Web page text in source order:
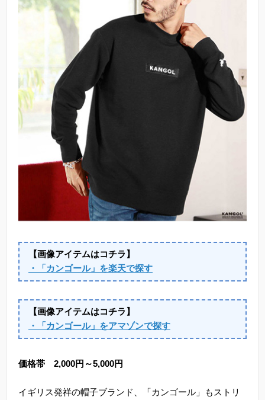
【画像アイテムはコチラ】
・「カンゴール」を楽天で探す
【画像アイテムはコチラ】
・「カンゴール」をアマゾンで探す
価格帯 2,000円～5,000円
イギリス発祥の帽子ブランド、「カンゴール」もストリ